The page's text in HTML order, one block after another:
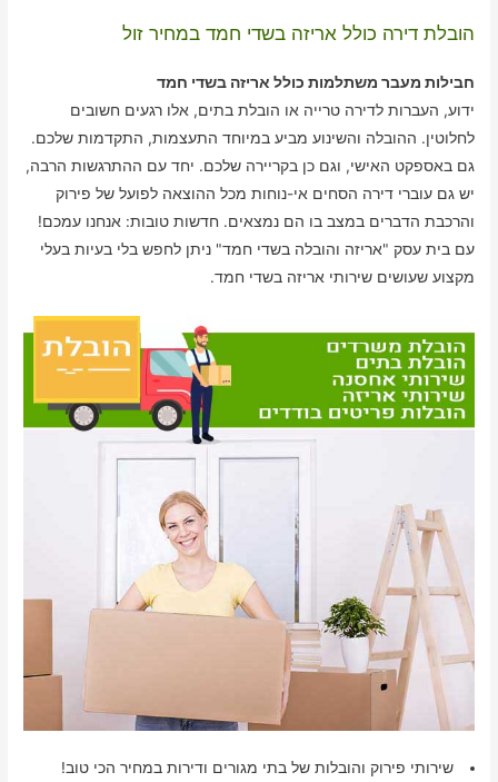
הובלת דירה כולל אריזה בשדי חמד במחיר זול
חבילות מעבר משתלמות כולל אריזה בשדי חמד
ידוע, העברות לדירה טרייה או הובלת בתים, אלו רגעים חשובים
לחלוטין. ההובלה והשינוע מביע במיוחד התעצמות, התקדמות שלכם.
גם באספקט האישי, וגם כן בקריירה שלכם. יחד עם ההתרגשות הרבה,
יש גם עוברי דירה הסחים אי-נוחות מכל ההוצאה לפועל של פירוק
והרכבת הדברים במצב בו הם נמצאים. חדשות טובות: אנחנו עמכם!
עם בית עסק "אריזה והובלה בשדי חמד" ניתן לחפש בלי בעיות בעלי
מקצוע שעושים שירותי אריזה בשדי חמד.
שירותי פירוק והובלות של בתי מגורים ודירות במחיר הכי טוב!